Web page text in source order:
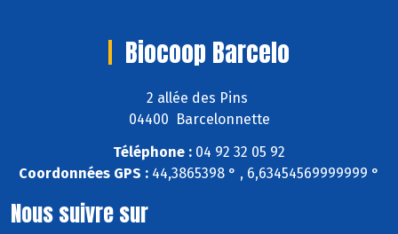
Biocoop Barcelo
2 allée des Pins
04400 Barcelonnette
Téléphone : 04 92 32 05 92
Coordonnées GPS : 44,3865398 ° , 6,63454569999999 °
Nous suivre sur